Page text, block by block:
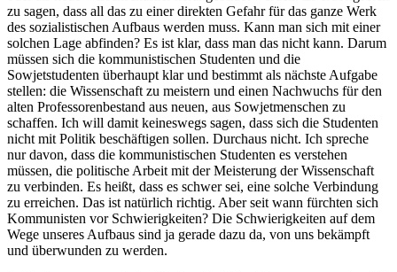
zu sagen, dass all das zu einer direkten Gefahr für das ganze Werk
des sozialistischen Aufbaus werden muss. Kann man sich mit einer
solchen Lage abfinden? Es ist klar, dass man das nicht kann. Darum
müssen sich die kommunistischen Studenten und die
Sowjetstudenten überhaupt klar und bestimmt als nächste Aufgabe
stellen: die Wissenschaft zu meistern und einen Nachwuchs für den
alten Professorenbestand aus neuen, aus Sowjetmenschen zu
schaffen. Ich will damit keineswegs sagen, dass sich die Studenten
nicht mit Politik beschäftigen sollen. Durchaus nicht. Ich spreche
nur davon, dass die kommunistischen Studenten es verstehen
müssen, die politische Arbeit mit der Meisterung der Wissenschaft
zu verbinden. Es heißt, dass es schwer sei, eine solche Verbindung
zu erreichen. Das ist natürlich richtig. Aber seit wann fürchten sich
Kommunisten vor Schwierigkeiten? Die Schwierigkeiten auf dem
Wege unseres Aufbaus sind ja gerade dazu da, von uns bekämpft
und überwunden zu werden.